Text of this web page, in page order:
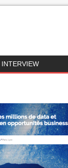
INTERVIEW